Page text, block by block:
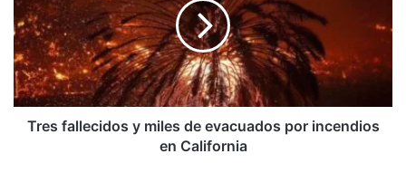
miles
de
evacuados
por
incendios
en
California
Tres fallecidos y miles de evacuados por incendios
en California